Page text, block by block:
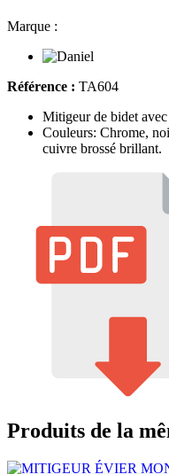
Marque :
Référence : TA604
Mitigeur de bidet
Couleurs: Chrome,
cuivre brossé brillant.
Produits de la